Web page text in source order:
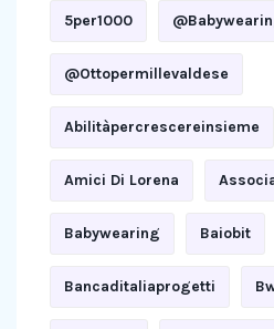
5per1000
@ottopermillevaldese
Abilitàpercrescereinsieme
Amici Di Lorena
Babywearing Baiobit
Bancaditaliaprogetti